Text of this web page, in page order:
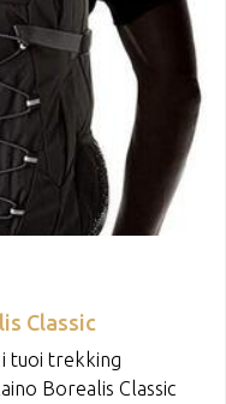
Classic
i tuoi trekking
Borealis Classic